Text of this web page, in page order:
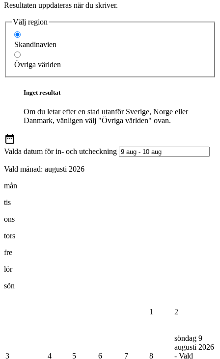
Resultaten uppdateras när du skriver.
Välj region
Skandinavien
Övriga världen
Inget resultat
Om du letar efter en stad utanför Sverige, Norge eller
Danmark, vänligen välj "Övriga världen" ovan.
Valda datum för in- och utcheckning
Vald månad: augusti 2026
mån
tis
ons
tors
fre
lör
sön
1 2
3 4 5 6 7 8
söndag 9
augusti 2026
- Vald